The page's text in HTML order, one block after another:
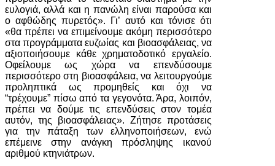
ευλογιά, αλλά και η πανώλη είναι παρούσα και
ο αφθώδης πυρετός». Γι’ αυτό και τόνισε ότι
«θα πρέπει να επιμείνουμε ακόμη περισσότερο
στα προγράμματα ευζωίας και βιοασφάλειας, να
αξιοποιήσουμε κάθε χρηματοδοτικό εργαλείο.
Οφείλουμε ως χώρα να επενδύσουμε
περισσότερο στη βιοασφάλεια, να λειτουργούμε
προληπτικά ως προμηθείς και όχι να
“τρέχουμε” πίσω από τα γεγονότα. Άρα, λοιπόν,
πρέπει να δούμε τις επενδύσεις στον τομέα
αυτόν, της βιοασφάλειας». Ζήτησε προτάσεις
για την πάταξη των ελληνοποιήσεων, ενώ
επέμεινε στην ανάγκη πρόσληψης ικανού
αριθμού κτηνιάτρων.